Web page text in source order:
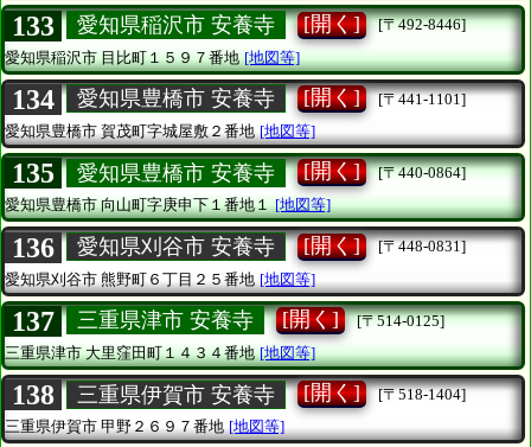
133 愛知県稲沢市 安養寺 [開く]
[〒492-8446]
愛知県稲沢市目比町１５９７番地 [地図等]
134 愛知県豊橋市 安養寺 [開く]
[〒441-1101]
愛知県豊橋市 賀茂町字城屋敷２番地 [地図等]
135 愛知県豊橋市 安養寺 [開く]
[〒440-0864]
愛知県豊橋市向山町字庚申下１番地１ [地図等]
136 愛知県刈谷市 安養寺 [開く]
[〒448-0831]
愛知県刈谷市 熊野町６丁目２５番地 [地図等]
137 三重県津市 安養寺 [開く]
[〒514-0125]
三重県津市大里窪田町１４３４番地 [地図等]
138 三重県伊賀市 安養寺 [開く]
[〒518-1404]
三重県伊賀市甲野２６９７番地 [地図等]